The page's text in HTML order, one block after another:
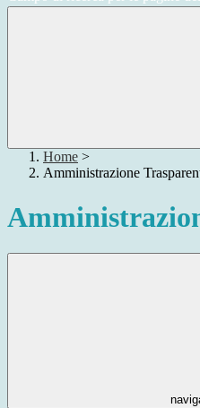
Home >
Amministrazione